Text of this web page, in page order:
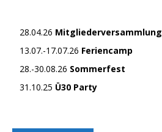
28.04.26 Mitgliederversammlung
13.07.-17.07.26 Feriencamp
28.-30.08.26 Sommerfest
31.10.25 Ü30 Party